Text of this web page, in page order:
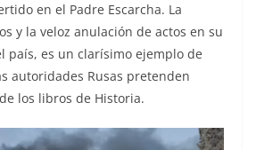
en el Padre Escarcha. La
y la veloz anulación de actos en su
país, es un clarísimo ejemplo de
autoridades Rusas pretenden
los libros de Historia.